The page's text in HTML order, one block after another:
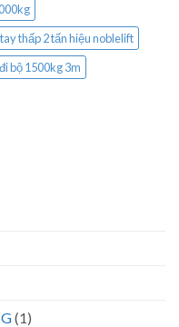
thấp 2 tấn hiệu noblelift
bộ 1500kg 3m
(1)